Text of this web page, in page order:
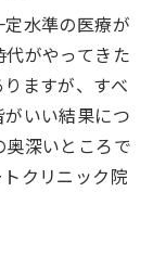
定水準の医療が
がやってきた
ますが、すべ
いい結果につ
深いところで
クリニック院